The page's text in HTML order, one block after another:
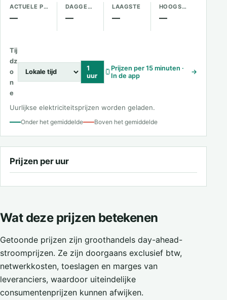
ACTUELE PRIJS
—
DAGGEMIDDELDE
—
LAAGSTE
—
HOOGSTE
—
Tij
dz
o
n
e
1
uur
Prijzen per 15 minuten ·
In de app
→
Uurlijkse elektriciteitsprijzen worden geladen.
Onder het gemiddelde Boven het gemiddelde
Prijzen per uur
Wat deze prijzen betekenen
Getoonde prijzen zijn groothandels day-ahead-
stroomprijzen. Ze zijn doorgaans exclusief btw,
netwerkkosten, toeslagen en marges van
leveranciers, waardoor uiteindelijke
consumentenprijzen kunnen afwijken.